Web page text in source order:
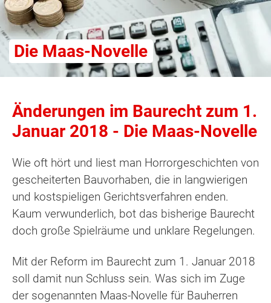
Die Maas-Novelle
Änderungen im Baurecht zum 1.
Januar 2018 - Die Maas-Novelle
Wie oft hört und liest man Horrorgeschichten von
gescheiterten Bauvorhaben, die in langwierigen
und kostspieligen Gerichtsverfahren enden.
Kaum verwunderlich, bot das bisherige Baurecht
doch große Spielräume und unklare Regelungen.
Mit der Reform im Baurecht zum 1. Januar 2018
soll damit nun Schluss sein. Was sich im Zuge
der sogenannten Maas-Novelle für Bauherren